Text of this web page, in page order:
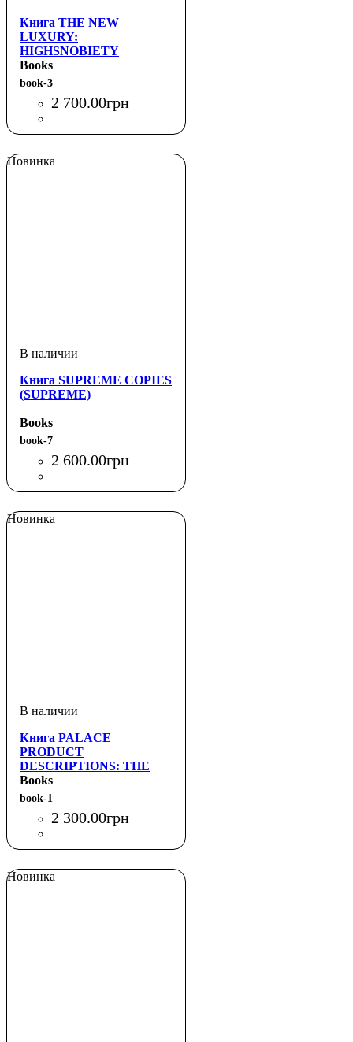
Книга THE NEW
LUXURY:
HIGHSNOBIETY
DEFINING THE
ASPIRATIONALIN THE
HYPE(GESTALTEN)
Books
book-3
2 700.00грн
Новинка
Книга SUPREME COPIES
(SUPREME)
Books
book-7
2 600.00грн
Новинка
Книга PALACE
PRODUCT
DESCRIPTIONS: THE
SELECTED ARCHIVE
(PHAIDON)
Books
book-1
2 300.00грн
Новинка